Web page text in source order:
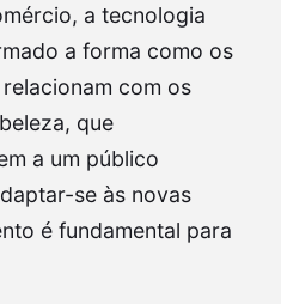
a tecnologia
a forma como os
com os
que
a um público
se às novas
é fundamental para